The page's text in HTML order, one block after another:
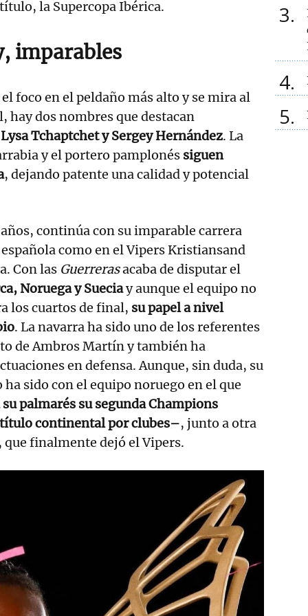
la Supercopa Ibérica.
imparables
foco en el peldaño más alto y se mira al
dos nombres que destacan
Tchaptchet y Sergey Hernández. La
y el portero pamplonés siguen
, dejando patente una calidad y potencial
continúa con su imparable carrera
como en el Vipers Kristiansand
Con las Guerrerasacaba de disputar el
Noruega y Sueciay aunque el equipo no
los cuartos de final, su papel a nivel
. La navarra ha sido uno de los referentes
de Ambros Martín y también ha
en defensa. Aunque, sin duda, su
sido con el equipo noruego en el que
su palmarés su segunda Champions
continental por clubes–, junto a otra
que finalmente dejó el Vipers.
3
4
5